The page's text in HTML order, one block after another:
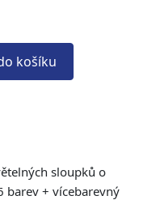
košíku
sloupků o
barev + vícebarevný